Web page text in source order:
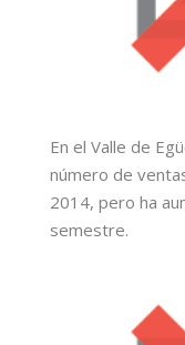
En el Valle de
número de
2014, pero ha
semestre.